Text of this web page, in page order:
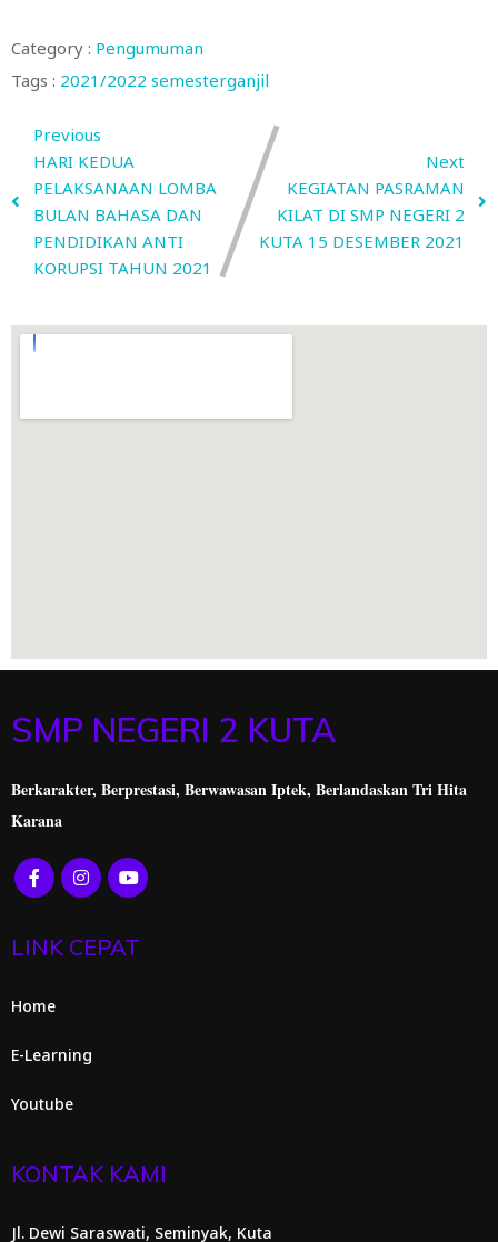
Category : Pengumuman
Tags : 2021/2022 semesterganjil
Previous
HARI KEDUA
PELAKSANAAN LOMBA
BULAN BAHASA DAN
PENDIDIKAN ANTI
KORUPSI TAHUN 2021
Next
KEGIATAN PASRAMAN
KILAT DI SMP NEGERI 2
KUTA 15 DESEMBER 2021
SMP NEGERI 2 KUTA
Berkarakter, Berprestasi, Berwawasan Iptek, Berlandaskan Tri Hita
Karana
LINK CEPAT
Home
E-Learning
Youtube
KONTAK KAMI
Jl. Dewi Saraswati, Seminyak, Kuta